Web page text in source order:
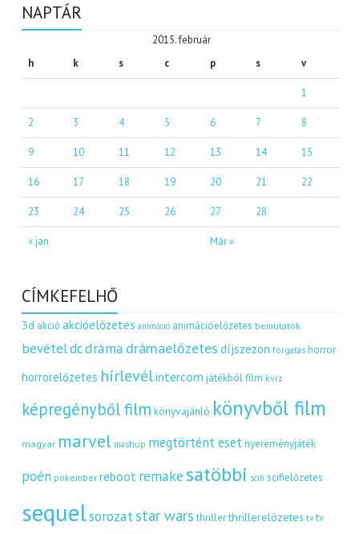
NAPTÁR
2015. február
h
k s c p s v
« jan Már »
1
2 3 4 5 6 7 8
9 10 11 12 13 14 15
16 17 18 19 20 21 22
23 24 25 26 27 28
CÍMKEFELHŐ
3d akció akcióelőzetes animáció animációelőzetes bemutatók
bevételdcdráma drámaelőzetes díjszezon forgatás horror
horrorelőzetes hírlevélintercom játékból film kvíz
képregényből film könyvajánló könyvből film
magyar marvel mashup megtörtént eset nyereményjáték
poén pókember reboot remakesatöbbi scifi scifielőzetes
sequelsorozatstar wars thriller thrillerelőzetes tv tv